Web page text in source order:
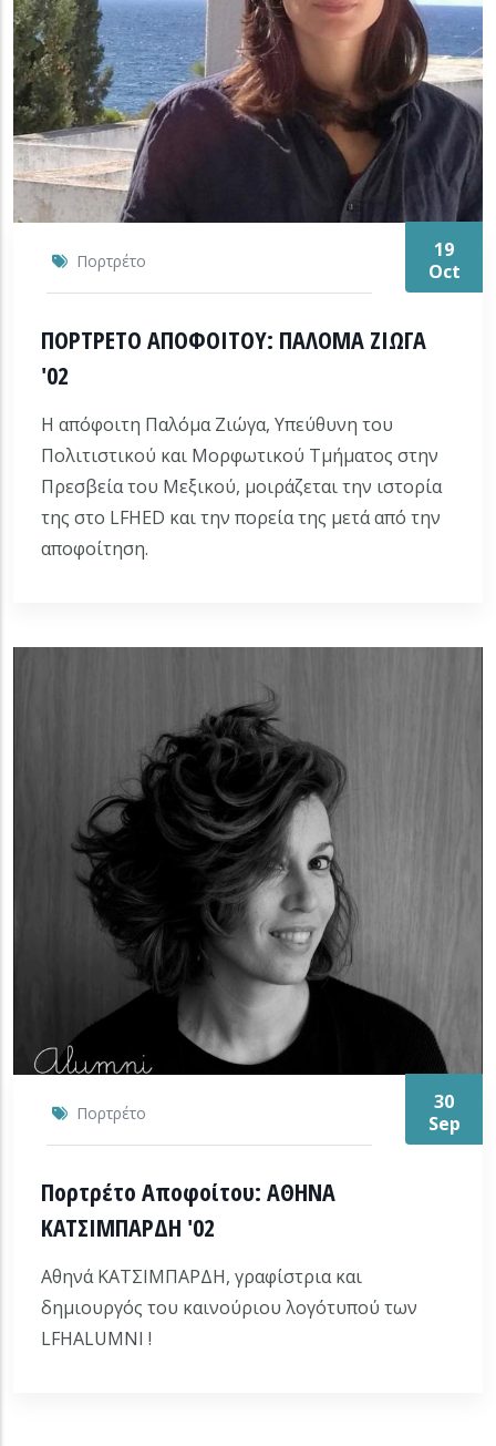
Πορτρέτο
19
Oct
ΠΟΡΤΡΕΤΟ ΑΠΟΦΟΙΤΟΥ: ΠΑΛΟΜΑ ΖΙΩΓΑ
'02
Η απόφοιτη Παλόμα Ζιώγα, Υπεύθυνη του
Πολιτιστικού και Μορφωτικού Τμήματος στην
Πρεσβεία του Μεξικού, μοιράζεται την ιστορία
της στο LFHED και την πορεία της μετά από την
αποφοίτηση.
Πορτρέτο
30
Sep
Πορτρέτο Αποφοίτου: ΑΘΗΝΑ
ΚΑΤΣΙΜΠΑΡΔΗ '02
Αθηνά ΚΑΤΣΙΜΠΑΡΔΗ, γραφίστρια και
δημιουργός του καινούριου λογότυπού των
LFHALUMNI !